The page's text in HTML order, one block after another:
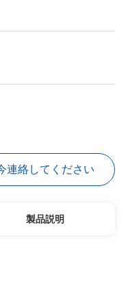
連絡してください
製品説明